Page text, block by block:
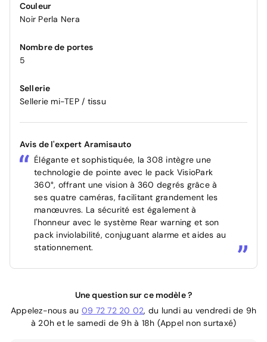
Couleur
Noir Perla Nera
Nombre de portes
5
Sellerie
Sellerie mi-TEP / tissu
Avis de l'expert Aramisauto
Élégante et sophistiquée, la 308 intègre une
technologie de pointe avec le pack VisioPark
360°, offrant une vision à 360 degrés grâce à
ses quatre caméras, facilitant grandement les
manœuvres. La sécurité est également à
l'honneur avec le système Rear warning et son
pack inviolabilité, conjuguant alarme et aides au
stationnement.
Une question sur ce modèle ?
Appelez-nous au 09 72 72 20 02, du lundi au vendredi de 9h
à 20h et le samedi de 9h à 18h (Appel non surtaxé)